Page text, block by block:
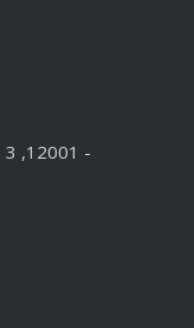
3 ,12001 -